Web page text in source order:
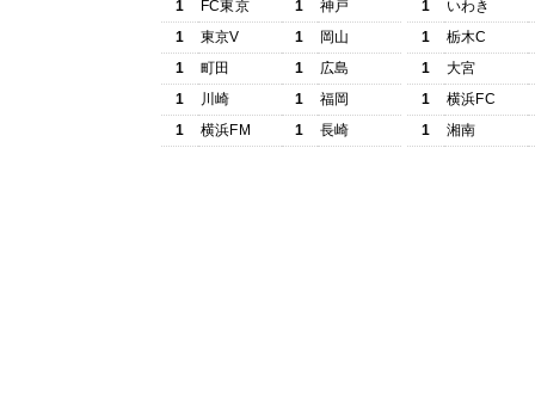
1
FC東京 1
神戸
1
東京V 1
岡山
1
町田 1
広島
1
川崎 1
福岡
1
横浜FM 1 長崎
1
いわき
1
栃木C
1
大宮
1
横浜FC
1
湘南